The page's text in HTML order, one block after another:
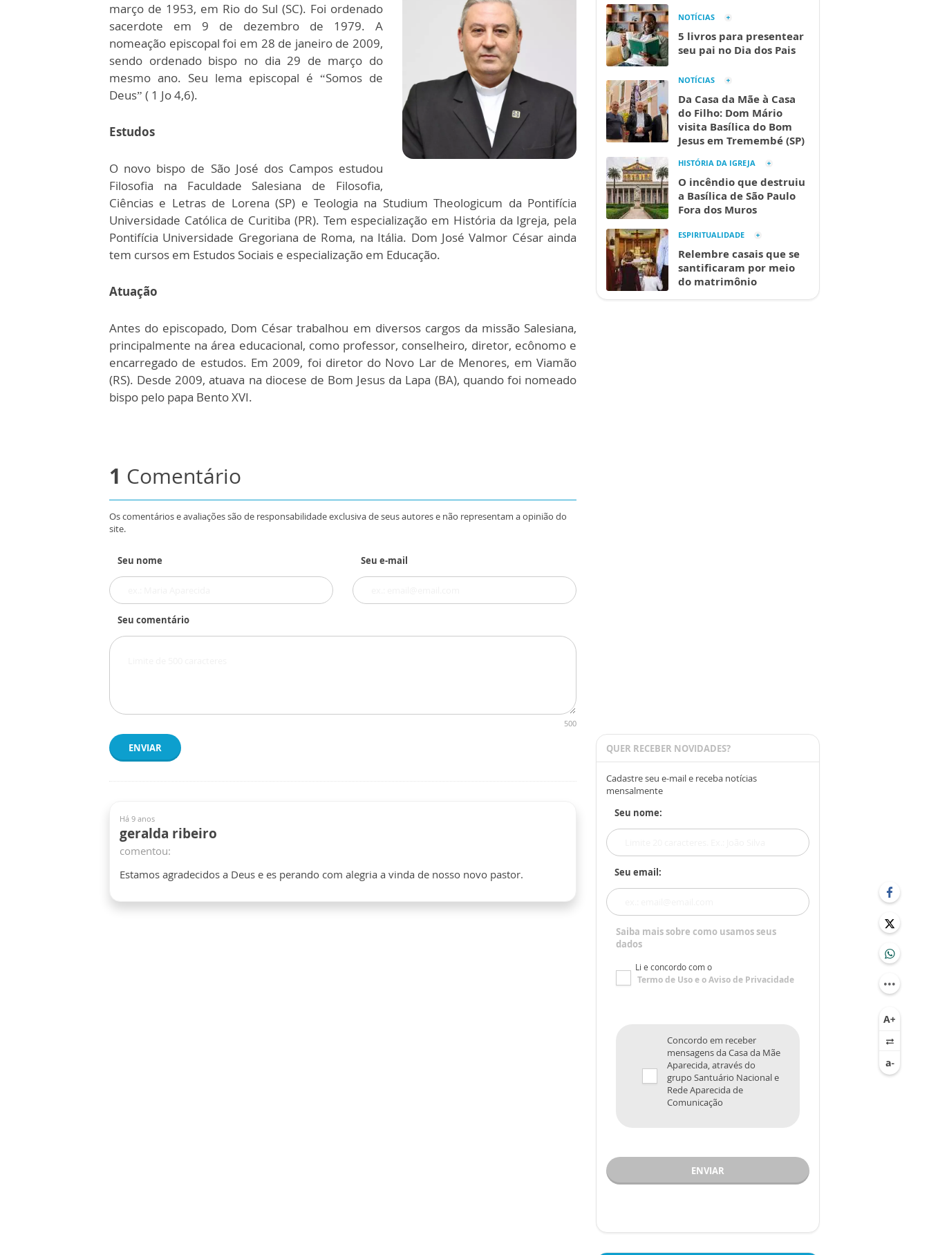
março de 1953, em Rio do Sul (SC). Foi ordenado
sacerdote em 9 de dezembro de 1979. A
nomeação episcopal foi em 28 de janeiro de 2009,
sendo ordenado bispo no dia 29 de março do
mesmo ano. Seu lema episcopal é “Somos de
Deus” ( 1 Jo 4,6).
Estudos
O novo bispo de São José dos Campos estudou
Filosofia na Faculdade Salesiana de Filosofia,
Ciências e Letras de Lorena (SP) e Teologia na Studium Theologicum da Pontifícia
Universidade Católica de Curitiba (PR). Tem especialização em História da Igreja, pela
Pontifícia Universidade Gregoriana de Roma, na Itália. Dom José Valmor César ainda
tem cursos em Estudos Sociais e especialização em Educação.
Atuação
Antes do episcopado, Dom César trabalhou em diversos cargos da missão Salesiana,
principalmente na área educacional, como professor, conselheiro, diretor, ecônomo e
encarregado de estudos. Em 2009, foi diretor do Novo Lar de Menores, em Viamão
(RS). Desde 2009, atuava na diocese de Bom Jesus da Lapa (BA), quando foi nomeado
bispo pelo papa Bento XVI.
1 Comentário
Os comentários e avaliações são de responsabilidade exclusiva de seus autores e não representam a opinião do
site.
Seu nome Seu e-mail
Seu comentário
500
ENVIAR
Há 9 anos
geralda ribeiro
comentou:
Estamos agradecidos a Deus e es perando com alegria a vinda de nosso novo pastor.
NOTÍCIAS
5 livros para presentear
seu pai no Dia dos Pais
NOTÍCIAS
Da Casa da Mãe à Casa
do Filho: Dom Mário
visita Basílica do Bom
Jesus em Tremembé (SP)
HISTÓRIA DA IGREJA
O incêndio que destruiu
a Basílica de São Paulo
Fora dos Muros
ESPIRITUALIDADE
Relembre casais que se
santificaram por meio
do matrimônio
QUER RECEBER NOVIDADES?
Cadastre seu e-mail e receba notícias
mensalmente
Seu nome:
Seu email:
Saiba mais sobre como usamos seus
dados
Li e concordo com o
Termo de Usoe oAviso de Privacidade
Concordo em receber
mensagens da Casa da Mãe
Aparecida, através do
grupo Santuário Nacional e
Rede Aparecida de
Comunicação
ENVIAR